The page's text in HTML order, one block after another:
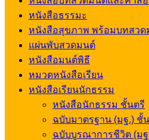
หนังสือธรรมะ
หนังสือสุขภาพ พร้อมบทสวด
แผ่นพับสวดมนต์
หนังสือมนต์พิธี
หมวดหนังสือเรียน
หนังสือเรียนนักธรรม
หนังสือนักธรรม ชั้นตรี
ฉบับมาตรฐาน (มฐ.) ชั้
ฉบับบูรณาการชีวิต (ม